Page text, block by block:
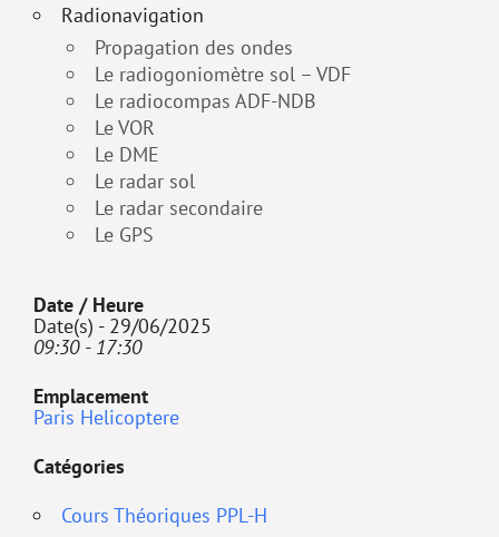
Radionavigation
Propagation des ondes
Le radiogoniomètre sol – VDF
Le radiocompas ADF-NDB
Le VOR
Le DME
Le radar sol
Le radar secondaire
Le GPS
Date / Heure
Date(s) - 29/06/2025
09:30 - 17:30
Emplacement
Paris Helicoptere
Catégories
Cours Théoriques PPL-H